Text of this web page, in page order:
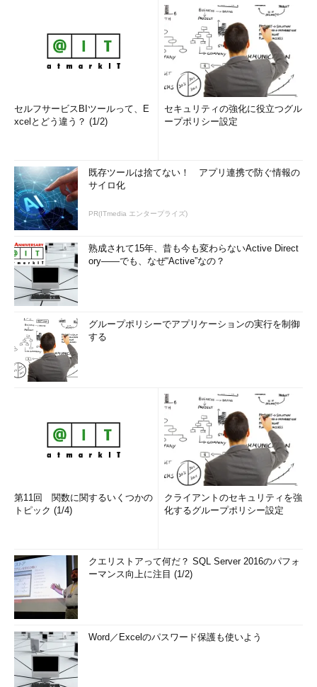
セルフサービスBIツールって、E
xcelとどう違う？ (1/2)
セキュリティの強化に役立つグル
ープポリシー設定
既存ツールは捨てない！ アプリ連携で防ぐ情報の
サイロ化
PR(ITmedia エンタープライズ)
熟成されて15年、昔も今も変わらないActive Direct
ory――でも、なぜ“Active”なの？
グループポリシーでアプリケーションの実行を制御
する
第11回 関数に関するいくつかの
トピック (1/4)
クライアントのセキュリティを強
化するグループポリシー設定
クエリストアって何だ？ SQL Server 2016のパフォ
ーマンス向上に注目 (1/2)
Word／Excelのパスワード保護も使いよう